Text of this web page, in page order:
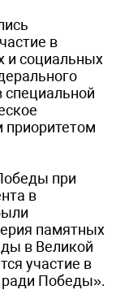
в
и социальных
специальной
приоритетом
при
в
памятных
в Великой
участие в
ради Победы».